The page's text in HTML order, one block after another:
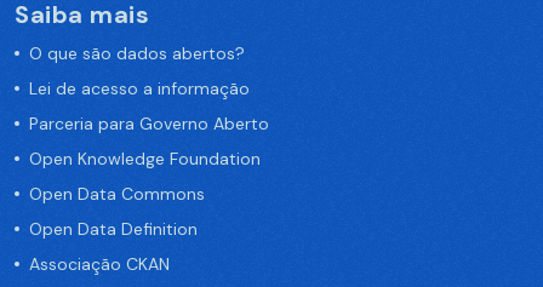
Saiba mais
O que são dados abertos?
Lei de acesso a informação
Parceria para Governo Aberto
Open Knowledge Foundation
Open Data Commons
Open Data Definition
Associação CKAN